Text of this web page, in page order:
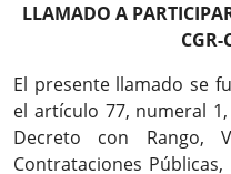
LLAMADO A
CGR-
El presente llamado se
el artículo 77, numeral
Decreto con Rango,
Contrataciones